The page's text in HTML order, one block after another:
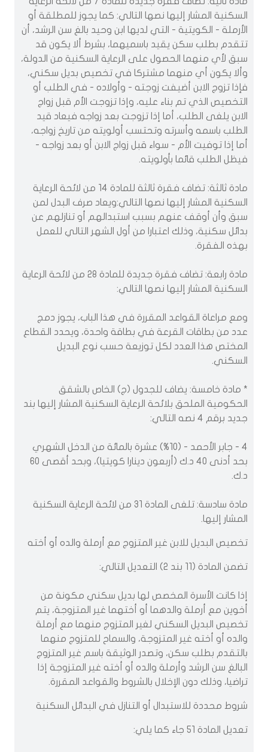
السكنية المشار إليها نصها التالي: كما يجوز للمطلقة أو
الأرملة - الكويتية - التي لديها ابن وحيد بالغ سن الرشد، أن
تتقدم بطلب سكن يقيد باسميهما، بشرط ألا يكون قد
سبق لأي منهما الحصول على الرعاية السكنية من الدولة،
وألا يكون أي منهما مشتركا في تخصيص بديل سكني،
فإذا تزوج الابن أضيفت زوجته - وأولاده - في الطلب أو
التخصيص الذي تم بناء عليه، وإذا تزوجت الأم قبل زواج
الابن يلغى الطلب، أما إذا تزوجت بعد زواجه فيعاد قيد
الطلب باسمه وأسرته وتحتسب أولويته من تاريخ زواجه،
أما إذا توفيت الأم - سواء قبل زواج الابن أو بعد زواجه -
فيظل الطلب قائما بأولويته.
مادة ثالثة: تضاف فقرة ثالثة للمادة 14 من لائحة الرعاية
السكنية المشار إليها نصها التالي:ويعاد صرف البدل لمن
سبق وأن أوقف عنهم بسبب استبدالهم أو تنازلهم عن
بدائل سكنية، وذلك اعتبارا من أول الشهر التالي للعمل
بهذه الفقرة.
مادة رابعة: تضاف فقرة جديدة للمادة 28 من لائحة الرعاية
السكنية المشار إليها نصها التالي:
ومع مراعاة القواعد المقررة في هذا الباب، يجوز دمج
عدد من بطاقات القرعة في بطاقة واحدة، ويحدد القطاع
المختص هذا العدد لكل توزيعة حسب نوع البديل
السكني.
* مادة خامسة: يضاف للجدول (ج) الخاص بالشقق
الحكومية الملحق بلائحة الرعاية السكنية المشار إليها بند
جديد برقم 4 نصه التالي:
4 - جابر الأحمد - (10%) عشرة بالمائة من الدخل الشهري
بحد أدنى 40 د.ك (أربعون دينارا كويتيا)، وبحد أقصى 60
د.ك.
مادة سادسة: تلغى المادة 31 من لائحة الرعاية السكنية
المشار إليها.
تخصيص البديل للابن غير المتزوج مع أرملة والده أو أخته
تضمن المادة (11 بند 2) التعديل التالي:
إذا كانت الأسرة المخصص لها بديل سكني مكونة من
أخوين مع أرملة والدهما أو أختهما غير المتزوجة، يتم
تخصيص البديل السكني لغير المتزوج منهما مع أرملة
والده أو أخته غير المتزوجة، والسماح للمتزوج منهما
بالتقدم بطلب سكن، وتصدر الوثيقة باسم غير المتزوج
البالغ سن الرشد وأرملة والده أو أخته غير المتزوجة إذا
تراضيا، وذلك دون الإخلال بالشروط والقواعد المقررة.
شروط محددة للاستبدال أو التنازل في البدائل السكنية
تعديل المادة 51 جاء كما يلي: